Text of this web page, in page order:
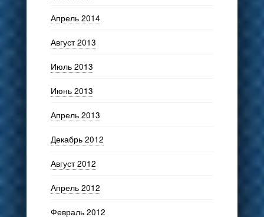
Апрель 2014
Август 2013
Июль 2013
Июнь 2013
Апрель 2013
Декабрь 2012
Август 2012
Апрель 2012
Февраль 2012